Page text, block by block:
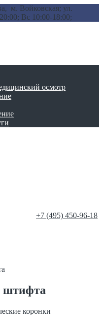
м. Войковская; ул.
Вс 10:00-18:00;
осмотр
‎+7 (495) 450-96-18
штифта
коронки